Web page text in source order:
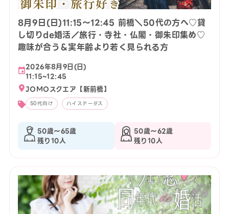
8月9日(日)11:15〜12:45 前橋＼50代の方へ♡貸
し切りde婚活／旅行・寺社・仏閣・御朱印集め♡
趣味が合う＆実年齢より若く見られる方
2026年8月9日(日)
11:15~12:45
JOMOスクエア【新前橋】
50代向け ハイステータス
50歳〜65歳
残り10人
50歳〜62歳
残り10人